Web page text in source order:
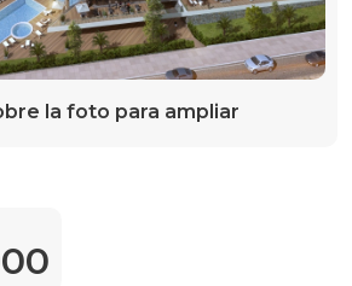
la foto para ampliar